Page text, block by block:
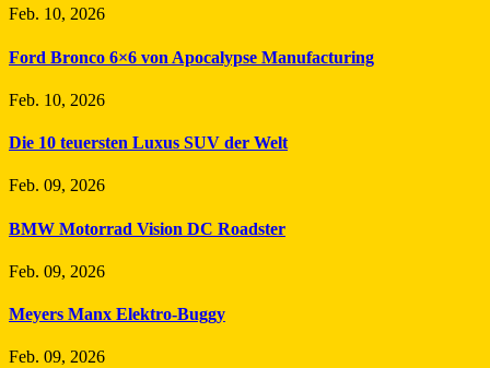
Feb. 10, 2026
Ford Bronco 6×6 von Apocalypse Manufacturing
Feb. 10, 2026
Die 10 teuersten Luxus SUV der Welt
Feb. 09, 2026
BMW Motorrad Vision DC Roadster
Feb. 09, 2026
Meyers Manx Elektro-Buggy
Feb. 09, 2026